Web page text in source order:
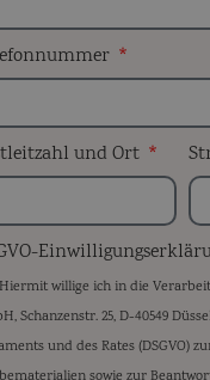
und Ort
Hiermit willige ich in die
Schanzenstr. 25, D-40549
und des Rates (DSGVO)